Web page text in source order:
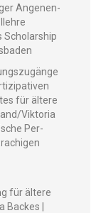
Angenen­
Schol­ar­ship
für ältere
Viktoria
Per­
für ältere
|